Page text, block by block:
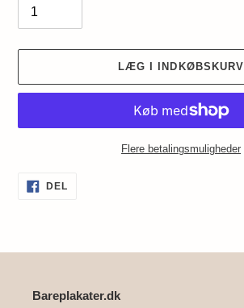
LÆG I INDKØBSKURV
Flere betalingsmuligheder
Lægger
produkt
DEL
Bareplakater.dk